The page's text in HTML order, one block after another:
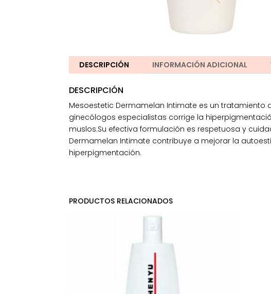
DESCRIPCIÓN INFORMACIÓN ADICIONAL
DESCRIPCIÓN
Mesoestetic Dermamelan Intimate es un
ginecólogos especialistas corrige la
muslos.Su efectiva formulación es respetuosa y
Dermamelan Intimate contribuye a mejorar la
hiperpigmentación.
PRODUCTOS RELACIONADOS